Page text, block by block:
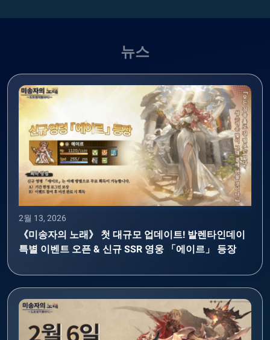
뉴스
2월 13, 2026
《미송자의 노래》 첫 대규모 업데이트! 발렌타인데이
특별 이벤트 오픈 & 신규 SSR 영웅 「에이르」 등장